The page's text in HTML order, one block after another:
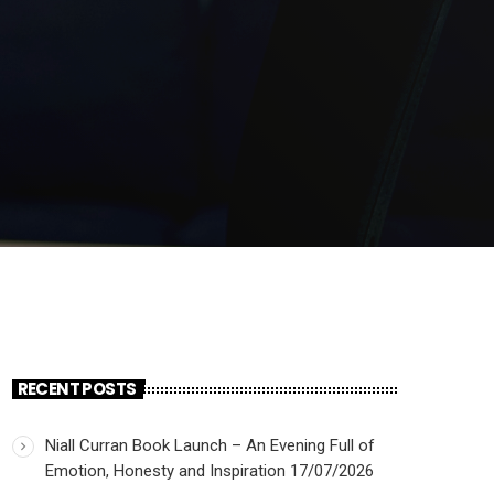
RECENT POSTS
Niall Curran Book Launch – An Evening Full of
Emotion, Honesty and Inspiration 17/07/2026